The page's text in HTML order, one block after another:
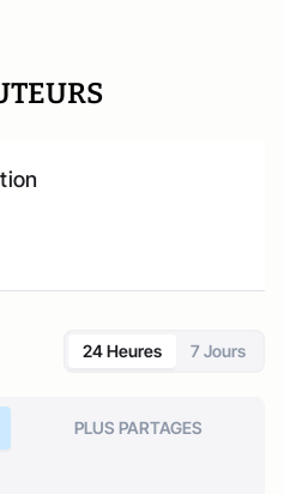
24 Heures 7 Jours
PLUS PARTAGES